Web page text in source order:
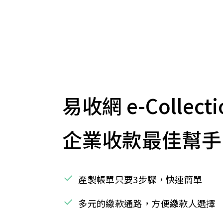
易收網 e-
企業收款最佳幫手
產製帳單只要3步驟，快速簡單
多元的繳款通路，方便繳款人選擇